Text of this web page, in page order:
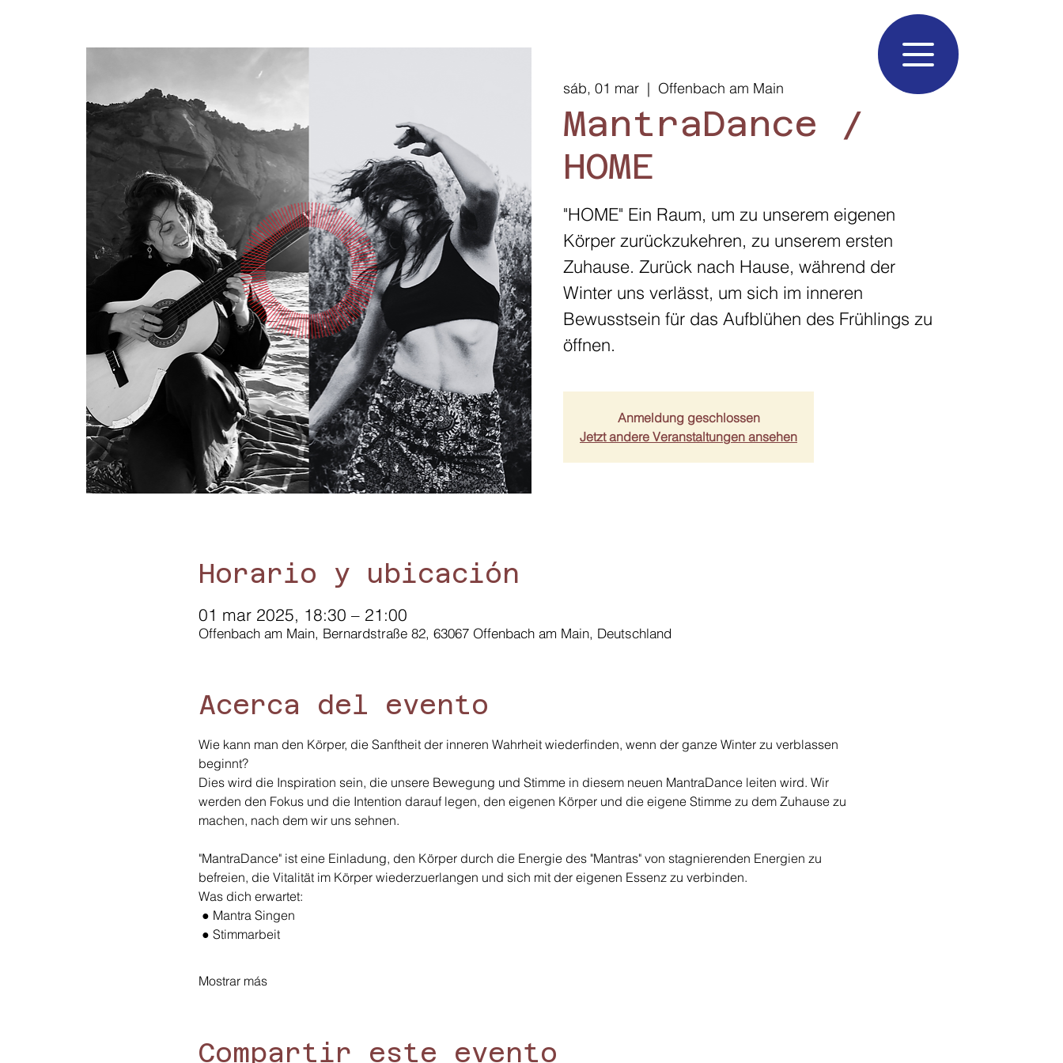
sáb, 01 mar
  |
Offenbach am Main
MantraDance /
HOME
"HOME" Ein Raum, um zu unserem eigenen
Körper zurückzukehren, zu unserem ersten
Zuhause. Zurück nach Hause, während der
Winter uns verlässt, um sich im inneren
Bewusstsein für das Aufblühen des Frühlings zu
öffnen.
Anmeldung geschlossen
Jetzt andere Veranstaltungen ansehen
Horario y ubicación
01 mar 2025, 18:30 – 21:00
Offenbach am Main, Bernardstraße 82, 63067 Offenbach am Main, Deutschland
Acerca del evento
Wie kann man den Körper, die Sanftheit der inneren Wahrheit wiederfinden, wenn der ganze Winter zu verblassen
beginnt?
Dies wird die Inspiration sein, die unsere Bewegung und Stimme in diesem neuen MantraDance leiten wird. Wir
werden den Fokus und die Intention darauf legen, den eigenen Körper und die eigene Stimme zu dem Zuhause zu
machen, nach dem wir uns sehnen.
"MantraDance" ist eine Einladung, den Körper durch die Energie des "Mantras" von stagnierenden Energien zu
befreien, die Vitalität im Körper wiederzuerlangen und sich mit der eigenen Essenz zu verbinden.
Was dich erwartet:
● Mantra Singen
● Stimmarbeit
Mostrar más
Compartir este evento